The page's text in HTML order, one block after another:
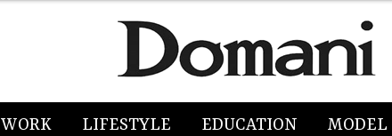
WORK LIFESTYLE EDUCATION MODEL